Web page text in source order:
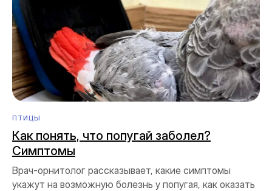
ПТИЦЫ
Как понять, что попугай заболел?
Симптомы
Врач-орнитолог рассказывает, какие симптомы
укажут на возможную болезнь у попугая, как оказать